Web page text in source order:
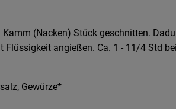
(Nacken) Stück geschnitten.
angießen. Ca. 1 - 11/4 Std
Gewürze*